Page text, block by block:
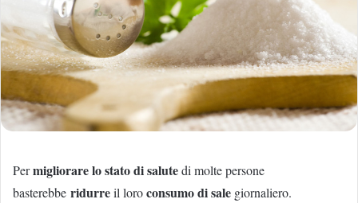
Permigliorare lo stato di salutedi molte persone
basterebbe ridurreil loroconsumo di sale giornaliero.